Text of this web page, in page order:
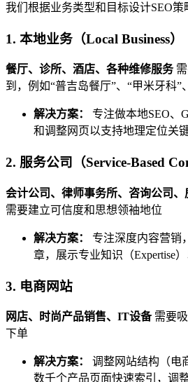
我们根据业务类型和目标设计SEO策
1. 本地业务（Local Business）
餐厅、诊所、酒店、各种维修服务需
到，例如“普吉岛餐厅”、“甲米牙科”
解决方案：
专注做本地SEO、
和调整网页以支持地理定位关
2. 服务公司（Service-Based
会计公司、律师事务所、咨询公司、
需要建立可信度和思想领袖地位
解决方案：
专注深度内容营销
章，展示专业知识（Expertise
3. 电商网站
网店、时尚产品销售、IT设备需要
下单
解决方案：
调整网站结构（电
数千个产品页面快速索引，调